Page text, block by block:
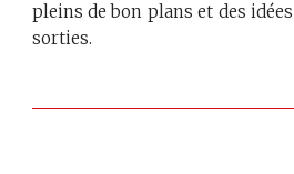
pleins de bon plans et des
sorties.